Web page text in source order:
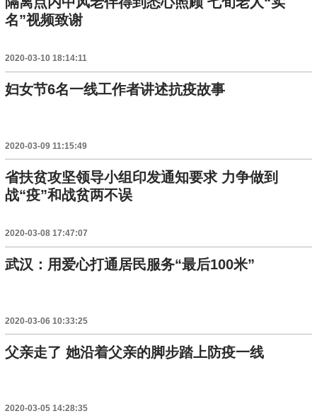
名”视频致谢
2020-03-10 18:14:11
妇女节6名一线工作者讲述抗疫故事
2020-03-09 11:15:49
省扶贫攻坚领导小组印发通知要求 力争做到
战“疫”和战贫两不误
2020-03-08 17:47:07
武汉：用爱心打通居民服务“最后100米”
2020-03-06 10:33:25
父亲走了 她沿着父亲的脚步踏上防疫一线
2020-03-05 14:28:35